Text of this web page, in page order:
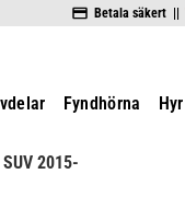
Betala säkert ||
Fyndhörna
SUV 2015-